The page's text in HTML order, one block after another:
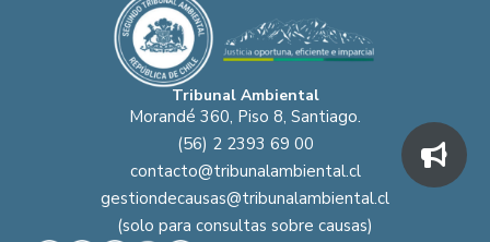
Tribunal Ambiental
Morandé 360, Piso 8, Santiago.
(56) 2 2393 69 00
contacto@tribunalambiental.cl
gestiondecausas@tribunalambiental.cl
(solo para consultas sobre causas)